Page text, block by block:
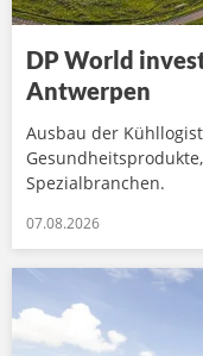
DP World
Antwerpen
Ausbau der
Spezialbranchen.
07.08.2026